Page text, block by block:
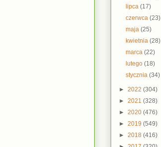
lipca(17)
czerwca(23)
maja(25)
kwietnia(28)
marca(22)
lutego(18)
stycznia(34)
► 2022 (304)
► 2021 (328)
► 2020 (476)
► 2019 (549)
► 2018 (416)